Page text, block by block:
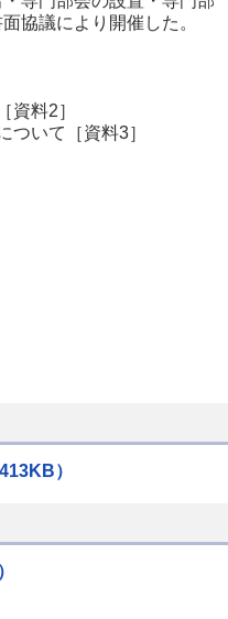
協議により開催した。
資料2］
ついて［資料3］
）